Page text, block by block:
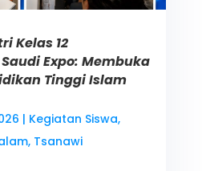
Kelas 12
Expo: Membuka
Tinggi Islam
| Kegiatan Siswa,
, Tsanawi